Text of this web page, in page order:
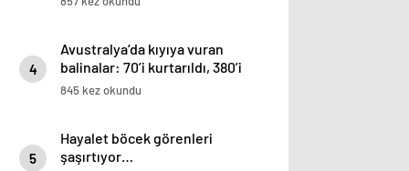
4
Avustralya’da kıyıya vuran
balinalar: 70’i kurtarıldı, 380’i
öldü
845 kez okundu
5
Hayalet böcek görenleri
şaşırtıyor…